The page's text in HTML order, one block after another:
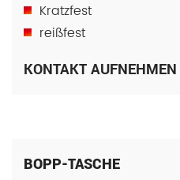
Kratzfest
reißfest
KONTAKT AUFNEHMEN
BOPP-TASCHE